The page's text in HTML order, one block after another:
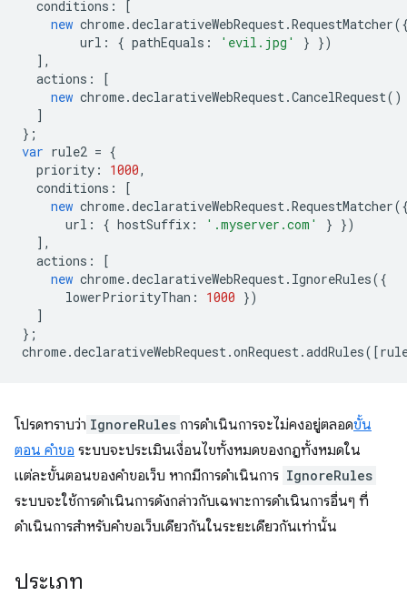
conditions :
[
new chrome.declarativeWebRequest.RequestMatcher
url : { pathEquals : 'evil.jpg' } })
],
actions :
[
new chrome.declarativeWebRequest.CancelRequest()
]
};
var rule2 = {
priority : 1000,
conditions :
[
new chrome.declarativeWebRequest.RequestMatcher
url : { hostSuffix : '.myserver.com' } })
],
actions :
[
new chrome.declarativeWebRequest. IgnoreRules({
lowerPriorityThan : 1000 })
]
};
chrome.declarativeWebRequest.onRequest.addRules([
โปรดทราบว่า IgnoreRules การดำเนินการจะไม่คงอยู่ตลอดขั้น
ตอน คำขอ ระบบจะประเมินเงื่อนไขทั้งหมดของกฎทั้งหมดใน
แต่ละขั้นตอนของคำขอเว็บ หากมีการดำเนินการ IgnoreRules
ระบบจะใช้การดำเนินการดังกล่าวกับเฉพาะการดำเนินการอื่นๆ ที่
ดำเนินการสำหรับคำขอเว็บเดียวกันในระยะเดียวกันเท่านั้น
ประเภท